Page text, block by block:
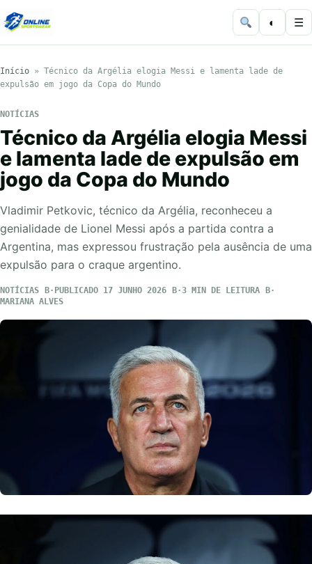
◐ ☰
Início » Técnico da Argélia elogia Messi e lamenta lade de
expulsão em jogo da Copa do Mundo
NOTÍCIAS
Técnico da Argélia elogia Messi
e lamenta lade de expulsão em
jogo da Copa do Mundo
Vladimir Petkovic, técnico da Argélia, reconheceu a
genialidade de Lionel Messi após a partida contra a
Argentina, mas expressou frustração pela ausência de uma
expulsão para o craque argentino.
NOTÍCIAS PUBLICADO 17 JUNHO 2026
3 MIN DE LEITURA
MARIANA ALVES